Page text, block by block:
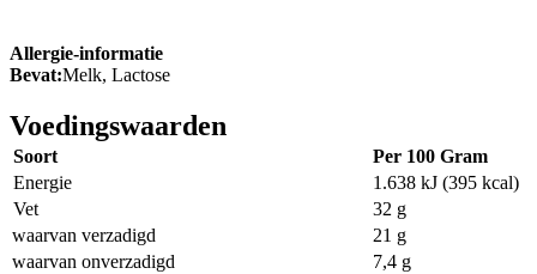
Allergie-informatie
Bevat:Melk, Lactose
Voedingswaarden
Soort
Per 100 Gram
Energie
1.638 kJ (395 kcal)
Vet
32 g
waarvan verzadigd
21 g
waarvan onverzadigd
7,4 g